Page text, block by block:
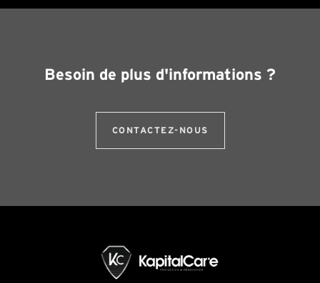
Besoin de plus d'informations ?
CONTACTEZ-NOUS